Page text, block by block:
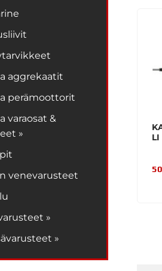
aggrekaatit
perämoottorit
varaosat &
»
venevarusteet
»
»
LI